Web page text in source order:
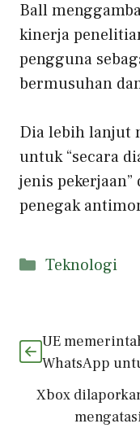
Ball
kinerja
pengguna
bermusuhan
Dia lebih lanjut
untuk “secara
jenis pekerjaan”
penegak
Kategori
Teknologi
UE
WhatsApp
Xbox